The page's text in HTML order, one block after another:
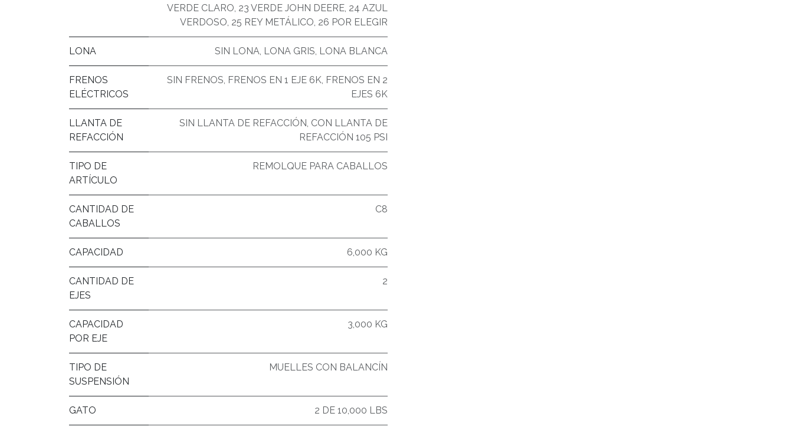
VERDE CLARO, 23 VERDE JOHN DEERE, 24 AZUL
VERDOSO, 25 REY METÁLICO, 26 POR ELEGIR
LONA SIN LONA, LONA GRIS, LONA BLANCA
FRENOS
ELÉCTRICOS
SIN FRENOS, FRENOS EN 1 EJE 6K, FRENOS EN 2
EJES 6K
LLANTA DE
REFACCIÓN
SIN LLANTA DE REFACCIÓN, CON LLANTA DE
REFACCIÓN 105 PSI
TIPO DE
ARTÍCULO
REMOLQUE PARA CABALLOS
CANTIDAD DE
CABALLOS
C8
CAPACIDAD 6,000 KG
CANTIDAD DE
EJES
2
CAPACIDAD
POR EJE
3,000 KG
TIPO DE
SUSPENSIÓN
MUELLES CON BALANCÍN
GATO 2 DE 10,000 LBS